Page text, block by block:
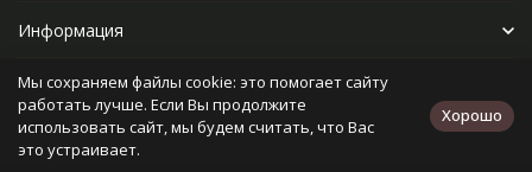
Информация
Прочее
Политика персональных данных
Мы сохраняем файлы cookie: это помогает сайту
работать лучше. Если Вы продолжите
использовать сайт, мы будем считать, что Вас
это устраивает.
Хорошо